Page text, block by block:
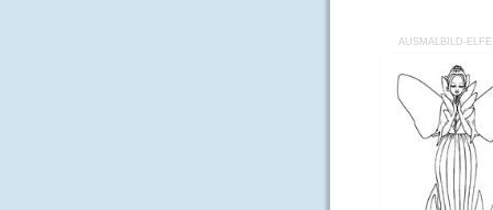
AUSMALBILD-